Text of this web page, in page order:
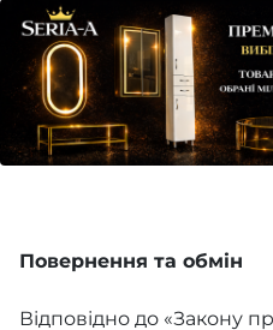
Повернення та обмін
Відповідно до «Закону